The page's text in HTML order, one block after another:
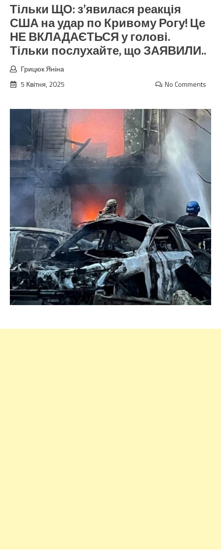
Тільки ЩО: з’явилася реакція
США на удар по Кривому Рогу! Це
НЕ ВКЛАДАЄТЬСЯ у голові.
Тільки послухайте, що ЗАЯВИЛИ..
Грицюк Яніна
5 Квітня, 2025
No Comments